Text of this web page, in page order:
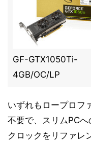
GF-GTX1050Ti-
4GB/OC/LP
いずれもロープロフ
不要で、スリムPC
クロックをリファレ